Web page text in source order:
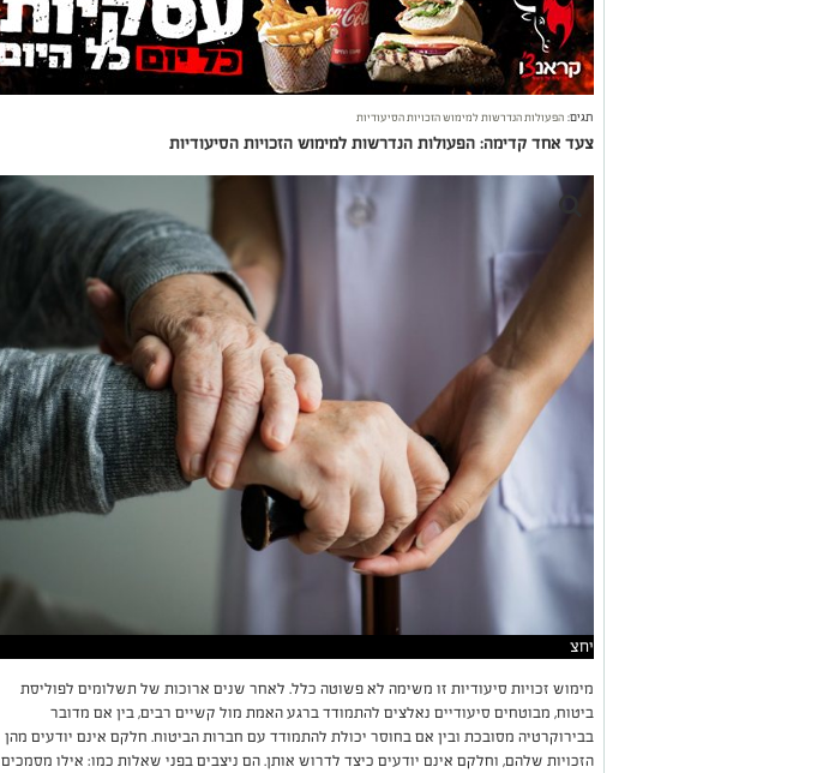
תגים: הפעולות הנדרשות למימוש הזכויות הסיעודיות
צעד אחד קדימה: הפעולות הנדרשות למימוש הזכויות הסיעודיות
יחצ
מימוש זכויות סיעודיות זו משימה לא פשוטה כלל. לאחר שנים ארוכות של תשלומים לפוליסת
ביטוח, מבוטחים סיעודיים נאלצים להתמודד ברגע האמת מול קשיים רבים, בין אם מדובר
בבירוקרטיה מסובכת ובין אם בחוסר יכולת להתמודד עם חברות הביטוח. חלקם אינם יודעים מהן
הזכויות שלהם, וחלקם אינם יודעים כיצד לדרוש אותן. הם ניצבים בפני שאלות כמו: אילו מסמכים